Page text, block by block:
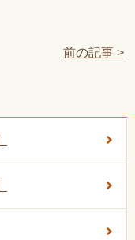
前の記事 >